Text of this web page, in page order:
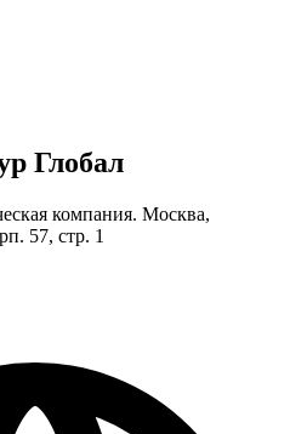
Глобал
компания. Москва,
57, стр. 1